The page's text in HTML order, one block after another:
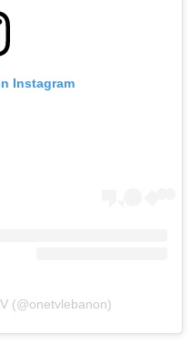
Instagram
(@onetvlebanon)